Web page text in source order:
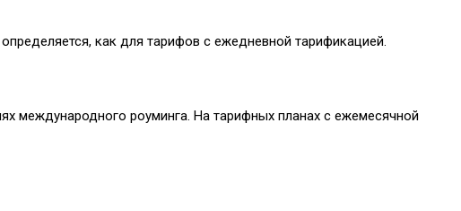
как для тарифов с ежедневной тарификацией.
международного роуминга. На тарифных планах с ежемесячной